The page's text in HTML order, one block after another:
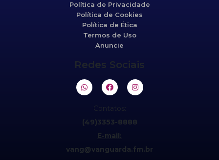
Política de Privacidade
Política de Cookies
Política de Ética
Termos de Uso
Anuncie
Redes Sociais
Contatos:
(49)3353-8888
E-mail:
vang@vanguarda.fm.br